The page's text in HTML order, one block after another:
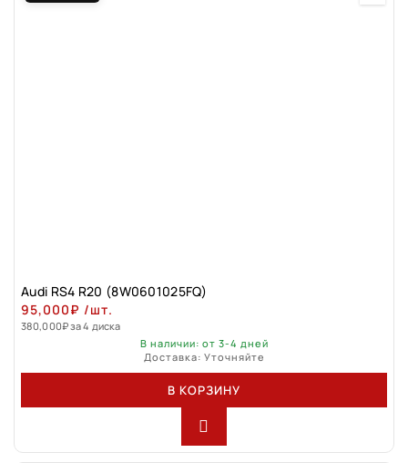
Audi RS4 R20 (8W0601025FQ)
95,000₽ /шт.
380,000₽за 4 диска
В наличии: от 3-4 дней
Доставка: Уточняйте
В КОРЗИНУ